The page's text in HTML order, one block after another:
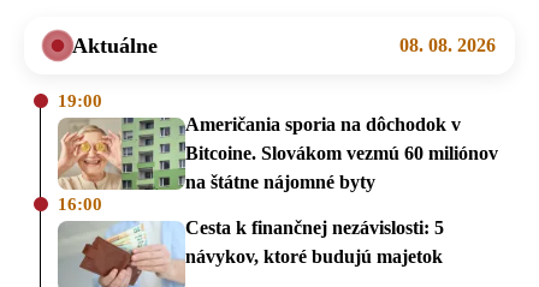
Aktuálne 08. 08. 2026
19:00
Američania sporia na dôchodok v
Bitcoine. Slovákom vezmú 60 miliónov
na štátne nájomné byty
16:00
Cesta k finančnej nezávislosti: 5
návykov, ktoré budujú majetok